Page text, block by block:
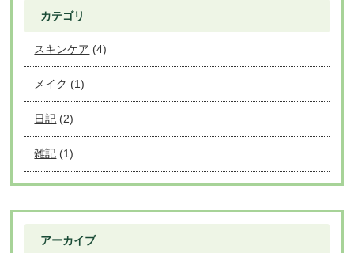
カテゴリ
スキンケア (4)
メイク (1)
日記 (2)
雑記 (1)
アーカイブ